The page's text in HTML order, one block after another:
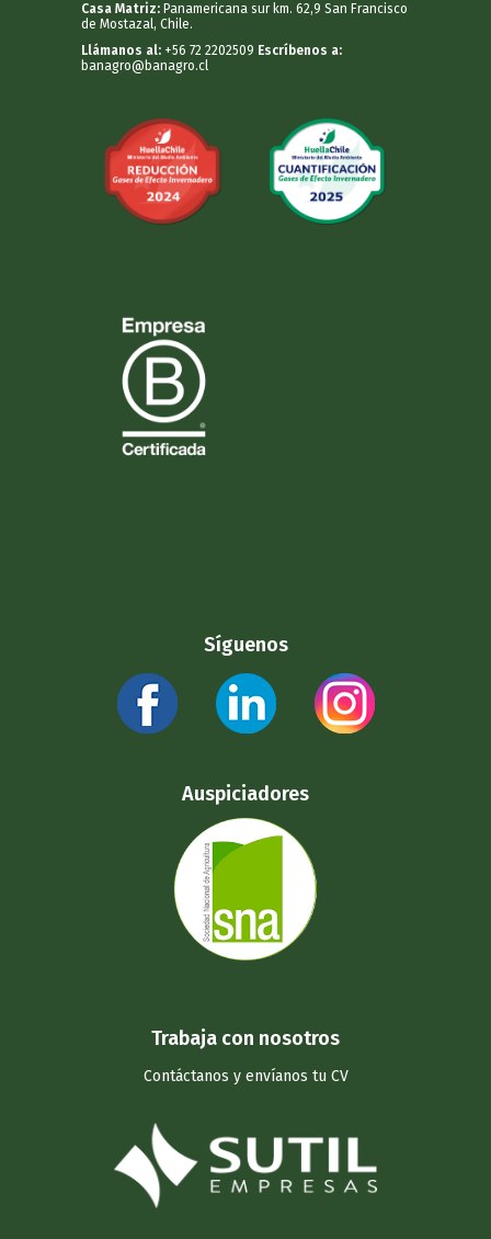
Casa Matriz: Panamericana sur km. 62,9 San Francisco
de Mostazal, Chile.
Llámanos al: +56 72 2202509 Escríbenos a:
banagro@banagro.cl
Síguenos
Auspiciadores
Trabaja con nosotros
Contáctanos y envíanos tu CV